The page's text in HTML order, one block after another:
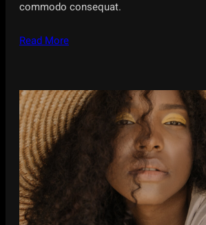
commodo consequat.
Read More